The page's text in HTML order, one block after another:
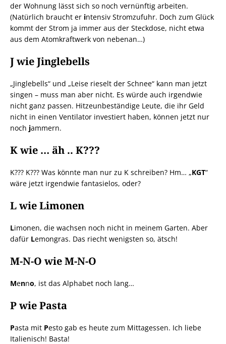
der Wohnung lässt sich so noch vernünftig arbeiten.
(Natürlich braucht er intensiv Stromzufuhr. Doch zum Glück
kommt der Strom ja immer aus der Steckdose, nicht etwa
aus dem Atomkraftwerk von nebenan…)
J wie Jinglebells
„Jinglebells“ und „Leise rieselt der Schnee“ kann man jetzt
singen – muss man aber nicht. Es würde auch irgendwie
nicht ganz passen. Hitzeunbeständige Leute, die ihr Geld
nicht in einen Ventilator investiert haben, können jetzt nur
noch jammern.
K wie … äh .. K???
K??? K??? Was könnte man nur zu K schreiben? Hm… „KGT“
wäre jetzt irgendwie fantasielos, oder?
L wie Limonen
Limonen, die wachsen noch nicht in meinem Garten. Aber
dafür Lemongras. Das riecht wenigsten so, ätsch!
M-N-O wie M-N-O
Menno, ist das Alphabet noch lang…
P wie Pasta
Pasta mit Pesto gab es heute zum Mittagessen. Ich liebe
Italienisch! Basta!